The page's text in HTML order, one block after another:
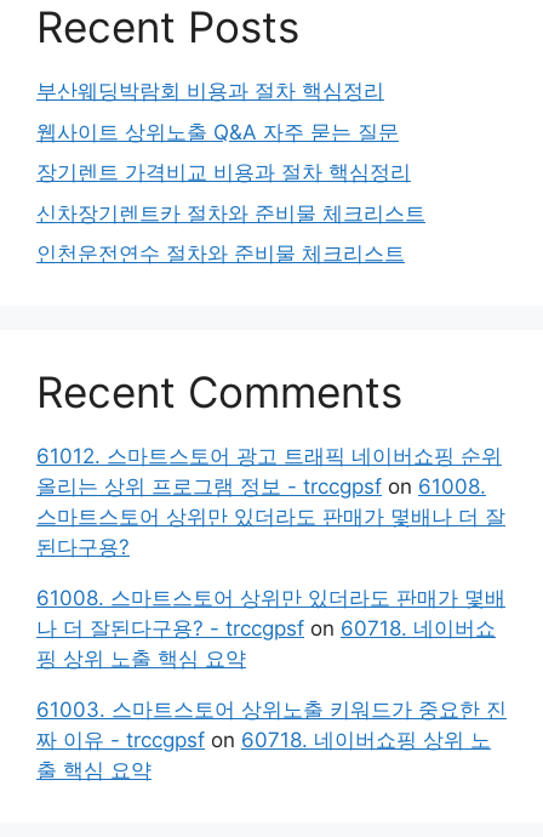
Recent Posts
부산웨딩박람회 비용과 절차 핵심정리
웹사이트 상위노출 Q&A 자주 묻는 질문
장기렌트 가격비교 비용과 절차 핵심정리
신차장기렌트카 절차와 준비물 체크리스트
인천운전연수 절차와 준비물 체크리스트
Recent Comments
61012. 스마트스토어 광고 트래픽 네이버쇼핑 순위
올리는 상위 프로그램 정보 - trccgpsf on 61008.
스마트스토어 상위만 있더라도 판매가 몇배나 더 잘
된다구용?
61008. 스마트스토어 상위만 있더라도 판매가 몇배
나 더 잘된다구용? - trccgpsf on 60718. 네이버쇼
핑 상위 노출 핵심 요약
61003. 스마트스토어 상위노출 키워드가 중요한 진
짜 이유 - trccgpsf on 60718. 네이버쇼핑 상위 노
출 핵심 요약